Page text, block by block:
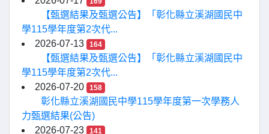
【甄選結果及甄選公告】「彰化縣立溪湖國民中
學115學年度第2次代...
2026-07-13
164
【甄選結果及甄選公告】「彰化縣立溪湖國民中
學115學年度第2次代...
2026-07-20
158
彰化縣立溪湖國民中學115學年度第一次學務人
力甄選結果(公告)
2026-07-23
141